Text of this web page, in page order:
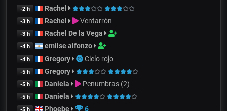
-2 h Rachel
-3 h Rachel Ventarrón
-3 h Rachel De la Vega
-4 h emilse alfonzo
-4 h Gregory Cielo rojo
-5 h Gregory
-5 h Daniela Penumbras (2)
-5 h Daniela
-5 h Phoebe 6